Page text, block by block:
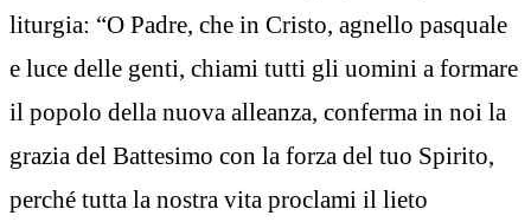
liturgia: “O Padre, che in Cristo, agnello pasquale
e luce delle genti, chiami tutti gli uomini a formare
il popolo della nuova alleanza, conferma in noi la
grazia del Battesimo con la forza del tuo Spirito,
perché tutta la nostra vita proclami il lieto